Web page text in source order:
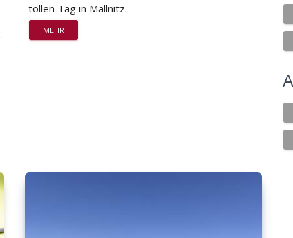
tollen Tag in Mallnitz.
MEHR